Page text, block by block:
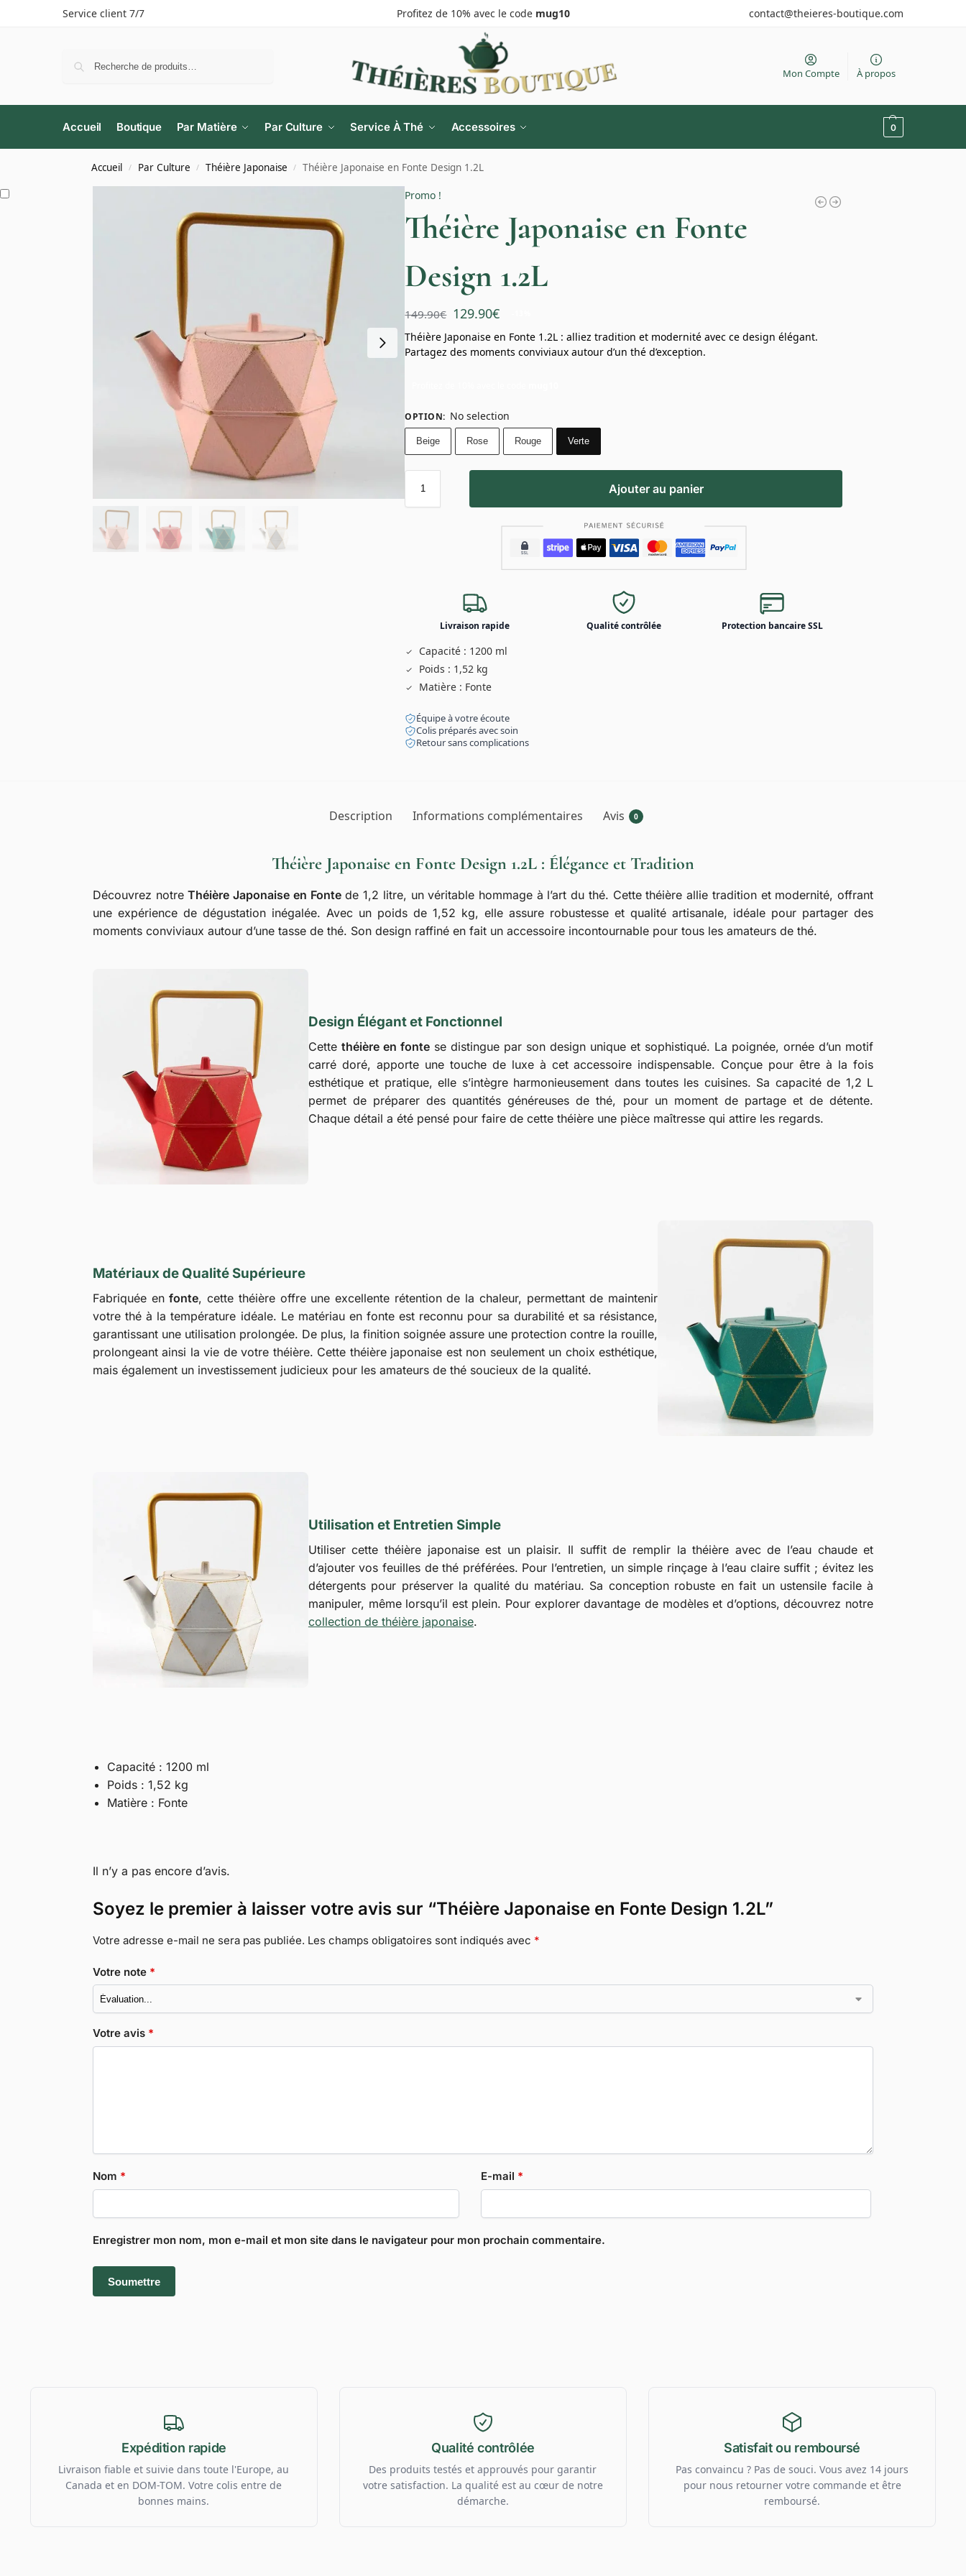
Service client 7/7 Profitez de 10% avec le code mug10 contact@theieres-boutique.com
Mon Compte À propos
Accueil Boutique Par Matière Par Culture Service À Thé Accessoires 0
Accueil / Par Culture / Théière Japonaise / Théière Japonaise en Fonte Design 1.2L
Promo !
Théière Japonaise en Fonte
Design 1.2L
149.90€ 129.90€
Théière Japonaise en Fonte 1.2L : alliez tradition et modernité avec ce design élégant.
Partagez des moments conviviaux autour d’un thé d’exception.
OPTION: No selection
Beige Rose Rouge Verte
Ajouter au panier
Livraison rapide Qualité contrôlée Protection bancaire SSL
Capacité : 1200 ml
Poids : 1,52 kg
Matière : Fonte
Équipe à votre écoute
Colis préparés avec soin
Retour sans complications
Description Informations complémentaires Avis 0
Théière Japonaise en Fonte Design 1.2L : Élégance et Tradition
Découvrez notreThéière Japonaise en Fontede 1,2 litre, un véritable hommage à l’art du thé. Cette théière allie tradition et modernité, offrant
une expérience de dégustation inégalée. Avec un poids de 1,52 kg, elle assure robustesse et qualité artisanale, idéale pour partager des
moments conviviaux autour d’une tasse de thé. Son design raffiné en fait un accessoire incontournable pour tous les amateurs de thé.
Design Élégant et Fonctionnel
Cette théière en fontese distingue par son design unique et sophistiqué. La poignée, ornée d’un motif
carré doré, apporte une touche de luxe à cet accessoire indispensable. Conçue pour être à la fois
esthétique et pratique, elle s’intègre harmonieusement dans toutes les cuisines. Sa capacité de 1,2 L
permet de préparer des quantités généreuses de thé, pour un moment de partage et de détente.
Chaque détail a été pensé pour faire de cette théière une pièce maîtresse qui attire les regards.
Matériaux de Qualité Supérieure
Fabriquée enfonte, cette théière offre une excellente rétention de la chaleur, permettant de maintenir
votre thé à la température idéale. Le matériau en fonte est reconnu pour sa durabilité et sa résistance,
garantissant une utilisation prolongée. De plus, la finition soignée assure une protection contre la rouille,
prolongeant ainsi la vie de votre théière. Cette théière japonaise est non seulement un choix esthétique,
mais également un investissement judicieux pour les amateurs de thé soucieux de la qualité.
Utilisation et Entretien Simple
Utiliser cette théière japonaise est un plaisir. Il suffit de remplir la théière avec de l’eau chaude et
d’ajouter vos feuilles de thé préférées. Pour l’entretien, un simple rinçage à l’eau claire suffit ; évitez les
détergents pour préserver la qualité du matériau. Sa conception robuste en fait un ustensile facile à
manipuler, même lorsqu’il est plein. Pour explorer davantage de modèles et d’options, découvrez notre
collection de théière japonaise.
Capacité : 1200 ml
Poids : 1,52 kg
Matière : Fonte
Il n’y a pas encore d’avis.
Soyez le premier à laisser votre avis sur “Théière Japonaise en Fonte Design 1.2L”
Votre adresse e-mail ne sera pas publiée. Les champs obligatoires sont indiqués avec *
Votre note *
Votre avis *
Nom * E-mail *
Enregistrer mon nom, mon e-mail et mon site dans le navigateur pour mon prochain commentaire.
Expédition rapide
Livraison fiable et suivie dans toute l'Europe, au
Canada et en DOM-TOM. Votre colis entre de
bonnes mains.
Qualité contrôlée
Des produits testés et approuvés pour garantir
votre satisfaction. La qualité est au cœur de notre
démarche.
Satisfait ou remboursé
Pas convaincu ? Pas de souci. Vous avez 14 jours
pour nous retourner votre commande et être
remboursé.